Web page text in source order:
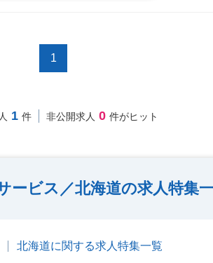
1
1 件 非公開求人 0 件がヒット
ービス／北海道の求人特集
北海道に関する求人特集一覧